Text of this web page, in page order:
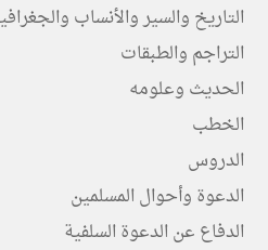
التاريخ والسير والأنساب
التراجم والطبقات
الحديث وعلومه
الخطب
الدروس
الدعوة وأحوال المسلمين
الدفاع عن الدعوة السلفية